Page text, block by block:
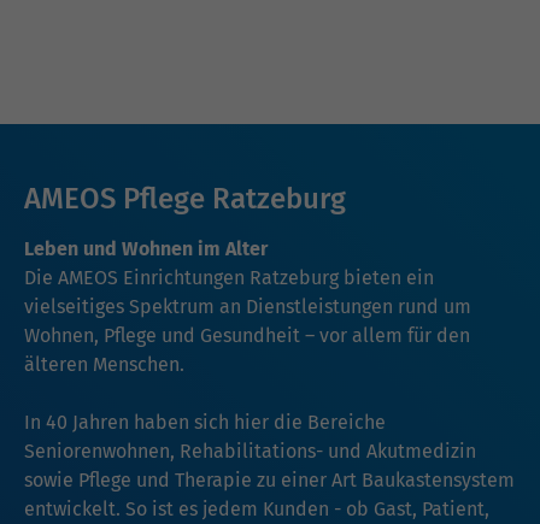
AMEOS Pflege Ratzeburg
Leben und Wohnen im Alter
Die AMEOS Einrichtungen Ratzeburg bieten ein
vielseitiges Spektrum an Dienstleistungen rund um
Wohnen, Pflege und Gesundheit – vor allem für den
älteren Menschen.
In 40 Jahren haben sich hier die Bereiche
Seniorenwohnen, Rehabilitations- und Akutmedizin
sowie Pflege und Therapie zu einer Art Baukastensystem
entwickelt. So ist es jedem Kunden - ob Gast, Patient,